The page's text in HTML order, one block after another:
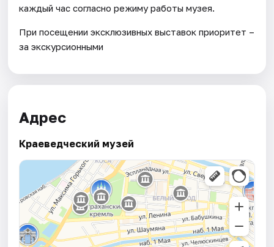
каждый час согласно режиму работы музея.
При посещении эксклюзивных выставок приоритет –
за экскурсионными
Адрес
Краеведческий музей